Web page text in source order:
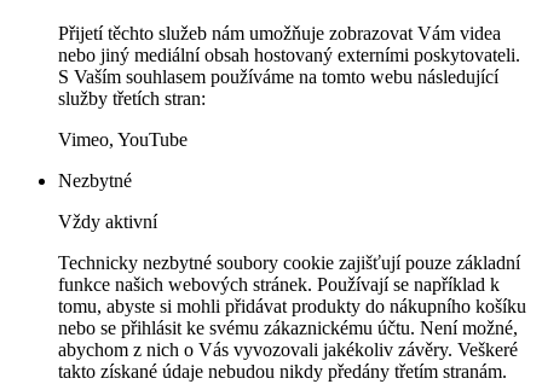
Přijetí těchto služeb nám umožňuje zobrazovat Vám videa
nebo jiný mediální obsah hostovaný externími poskytovateli.
S Vaším souhlasem používáme na tomto webu následující
služby třetích stran:
Vimeo, YouTube
Nezbytné
Vždy aktivní
Technicky nezbytné soubory cookie zajišťují pouze základní
funkce našich webových stránek. Používají se například k
tomu, abyste si mohli přidávat produkty do nákupního košíku
nebo se přihlásit ke svému zákaznickému účtu. Není možné,
abychom z nich o Vás vyvozovali jakékoliv závěry. Veškeré
takto získané údaje nebudou nikdy předány třetím stranám.